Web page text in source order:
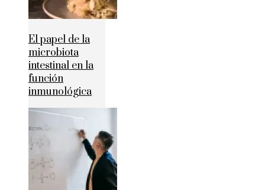
El papel de la
microbiota
intestinal en la
función
inmunológica